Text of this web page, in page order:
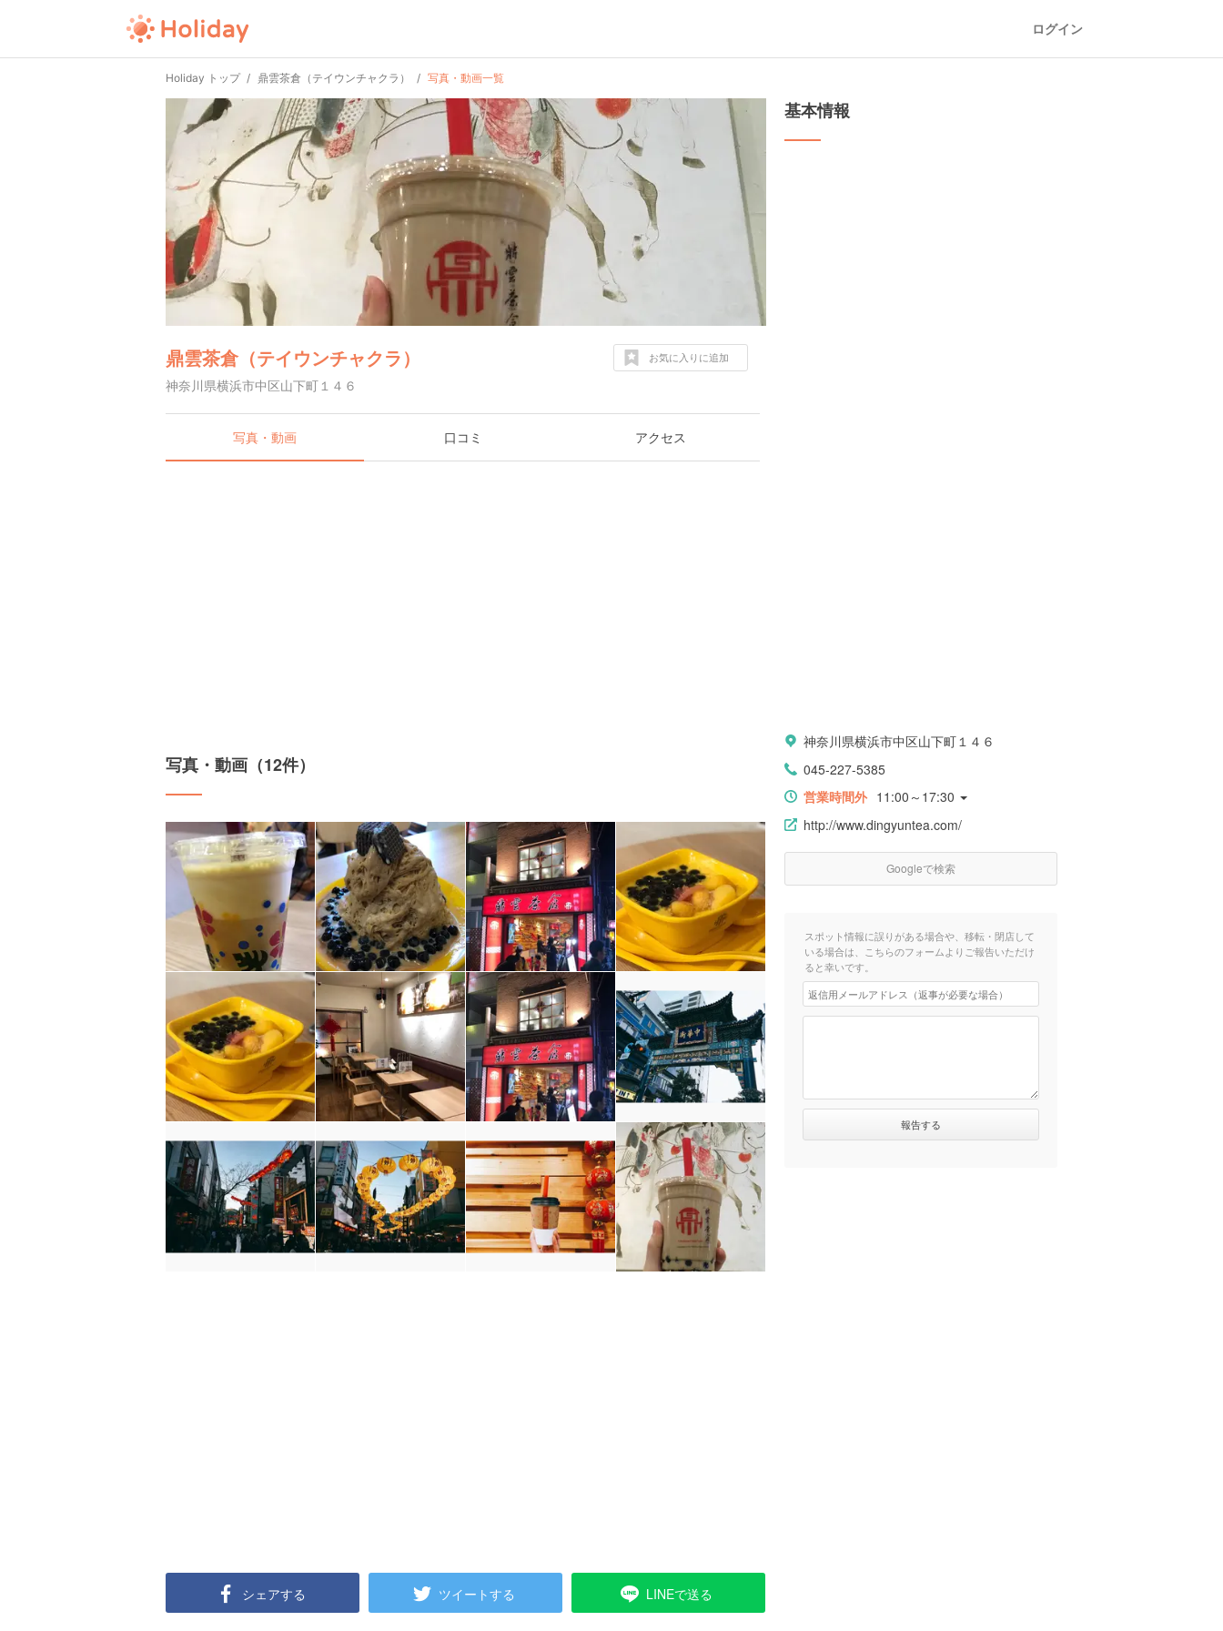
ログイン
Holiday トップ 鼎雲茶倉（テイウンチャクラ） 写真・動画一覧
鼎雲茶倉（テイウンチャクラ）
神奈川県横浜市中区山下町１４６
お気に入りに追加
写真・動画 口コミ アクセス
写真・動画（12件）
シェアする ツイートする LINEで送る
基本情報
神奈川県横浜市中区山下町１４６
045-227-5385
営業時間外 11:00～17:30
http://www.dingyuntea.com/
Googleで検索
スポット情報に誤りがある場合や、移転・閉店して
いる場合は、こちらのフォームよりご報告いただけ
ると幸いです。